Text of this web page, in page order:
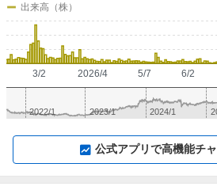
2026/4
3/2 5/7 6/2
出来高（株）
2023/1
2022/1 2024/1
公式アプリで高機能チ